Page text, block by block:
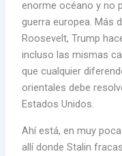
enorme océano y no
guerra europea. Más
Roosevelt, Trump
incluso las mismas
que cualquier
orientales debe
Estados Unidos.
Ahí está, en muy
allí donde Stalin